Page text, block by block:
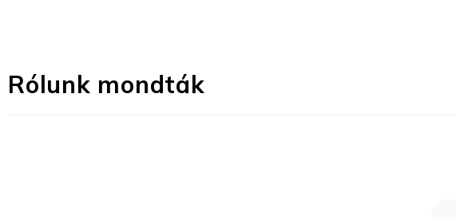
Rólunk mondták